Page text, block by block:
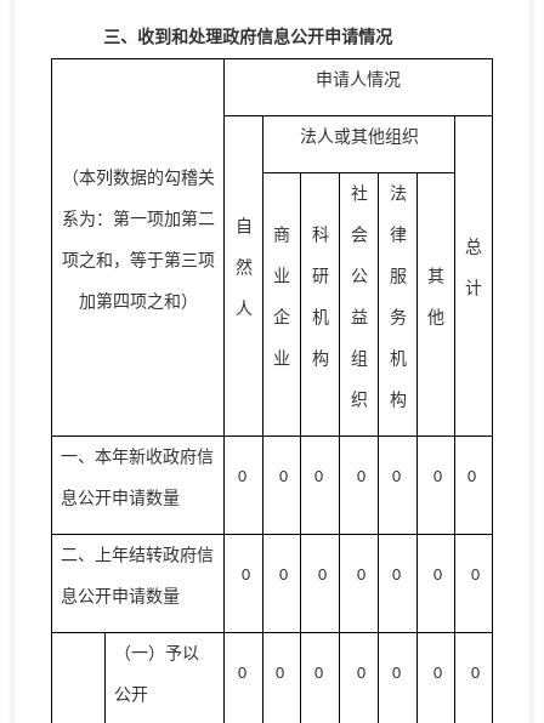
三、收到和处理政府信息公开申请情况
（本列数据的勾稽关
系为：第一项加第二
项之和，等于第三项
加第四项之和）
申请人情况
自
然
人
法人或其他组织
总
计
商
业
企
业
科
研
机
构
社
会
公
益
组
织
法
律
服
务
机
构
其
他
一、本年新收政府信
息公开申请数量
0 0 0 0 0 0 0
二、上年结转政府信
息公开申请数量
0 0 0 0 0 0 0
（一）予以
公开
0 0 0 0 0 0 0